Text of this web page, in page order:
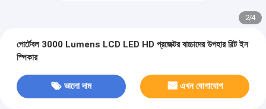
2/4
পোর্টেবল 3000 Lumens LCD LED HD প্রজেক্টর বাচ্চাদের উপহার বিল্ট ইন
স্পিকার
ভালো দাম এখন যোগাযোগ